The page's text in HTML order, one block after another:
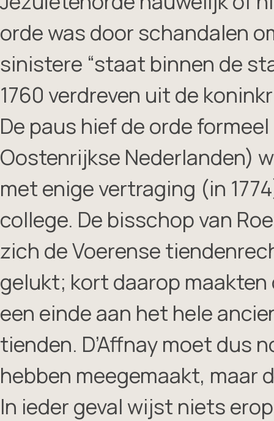
orde was door schandalen
sinistere “staat binnen de
1760 verdreven uit de
De paus hief de orde
Oostenrijkse Nederlanden)
met enige vertraging (in
college. De bisschop van
zich de Voerense
gelukt; kort daarop maakten
een einde aan het hele
tienden. D’Affnay moet dus
hebben meegemaakt, maar
In ieder geval wijst niets